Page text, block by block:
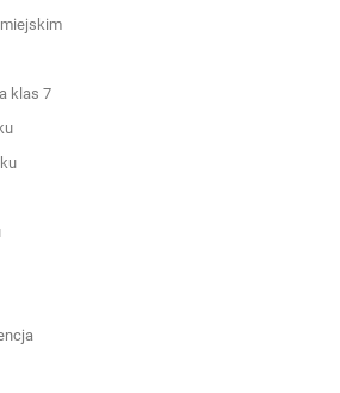
klas 7